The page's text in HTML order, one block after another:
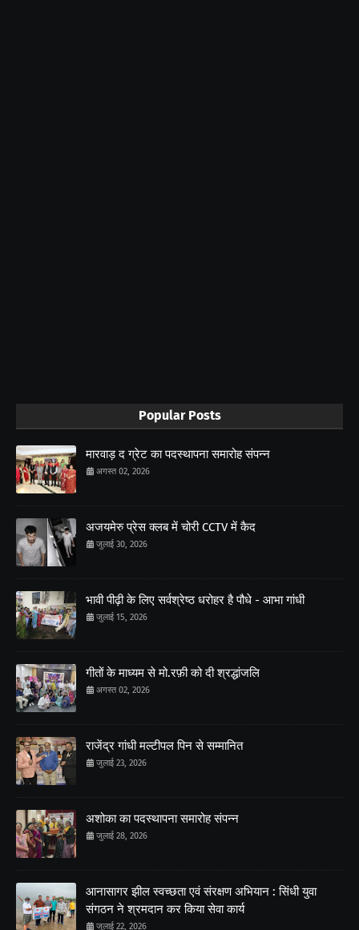
Popular Posts
मारवाड़ द ग्रेट का पदस्थापना समारोह संपन्न
अगस्त 02, 2026
अजयमेरु प्रेस क्लब में चोरी CCTV में कैद
जुलाई 30, 2026
भावी पीढ़ी के लिए सर्वश्रेष्ठ धरोहर है पौधे - आभा गांधी
जुलाई 15, 2026
गीतों के माध्यम से मो.रफ़ी को दी श्रद्धांजलि
अगस्त 02, 2026
राजेंद्र गांधी मल्टीपल पिन से सम्मानित
जुलाई 23, 2026
अशोका का पदस्थापना समारोह संपन्न
जुलाई 28, 2026
आनासागर झील स्वच्छता एवं संरक्षण अभियान : सिंधी युवा
संगठन ने श्रमदान कर किया सेवा कार्य
जुलाई 22, 2026